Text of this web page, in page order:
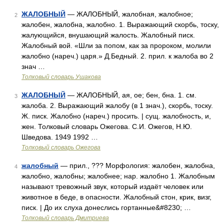
2 ЖАЛОБНЫЙ — ЖАЛОБНЫЙ, жалобная, жалобное;
жалобен, жалобна, жалобно. 1. Выражающий скорбь, тоску,
жалующийся, внушающий жалость. Жалобный писк.
Жалобный вой. «Шли за попом, как за пророком, молили
жалобно (нареч.) царя.» Д.Бедный. 2. прил. к жалоба во 2
знач …
Толковый словарь Ушакова
3 ЖАЛОБНЫЙ — ЖАЛОБНЫЙ, ая, ое; бен, бна. 1. см.
жалоба. 2. Выражающий жалобу (в 1 знач.), скорбь, тоску.
Ж. писк. Жалобно (нареч.) просить. | сущ. жалобность, и,
жен. Толковый словарь Ожегова. С.И. Ожегов, Н.Ю.
Шведова. 1949 1992 …
Толковый словарь Ожегова
4 жалобный — прил., ??? Морфология: жалобен, жалобна,
жалобно, жалобны; жалобнее; нар. жалобно 1. Жалобным
называют тревожный звук, который издаёт человек или
животное в беде, в опасности. Жалобный стон, крик, визг,
писк. | До их слуха донеслись гортанные&#8230; …
Толковый словарь Дмитриева